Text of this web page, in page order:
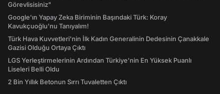
Görevlisisiniz"
Google'ın Yapay Zeka Biriminin Başındaki Türk: Koray
Kavukçuoğlu'nu Tanıyalım!
Türk Hava Kuvvetleri'nin İlk Kadın Generalinin Dedesinin Çanakkale
Gazisi Olduğu Ortaya Çıktı
LGS Yerleştirmelerinin Ardından Türkiye'nin En Yüksek Puanlı
Liseleri Belli Oldu
2 Bin Yıllık Betonun Sırrı Tuvaletten Çıktı